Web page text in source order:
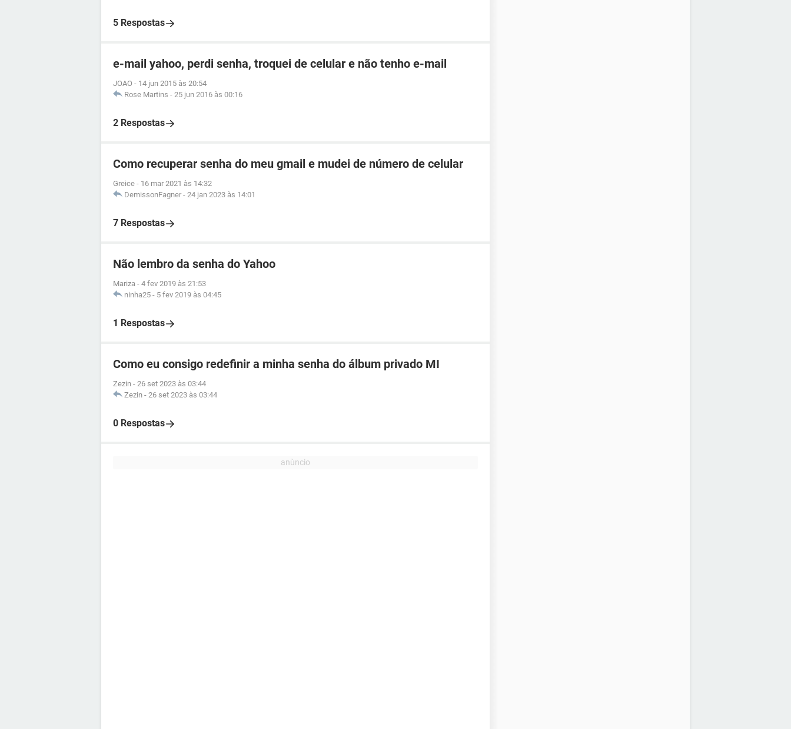
5 Respostas
e-mail yahoo, perdi senha, troquei de celular e não tenho e-mail
JOAO - 14 jun 2015 às 20:54
Rose Martins - 25 jun 2016 às 00:16
2 Respostas
Como recuperar senha do meu gmail e mudei de número de celular
Greice - 16 mar 2021 às 14:32
DemissonFagner - 24 jan 2023 às 14:01
7 Respostas
Não lembro da senha do Yahoo
Mariza - 4 fev 2019 às 21:53
ninha25 - 5 fev 2019 às 04:45
1 Respostas
Como eu consigo redefinir a minha senha do álbum privado MI
Zezin - 26 set 2023 às 03:44
Zezin - 26 set 2023 às 03:44
0 Respostas